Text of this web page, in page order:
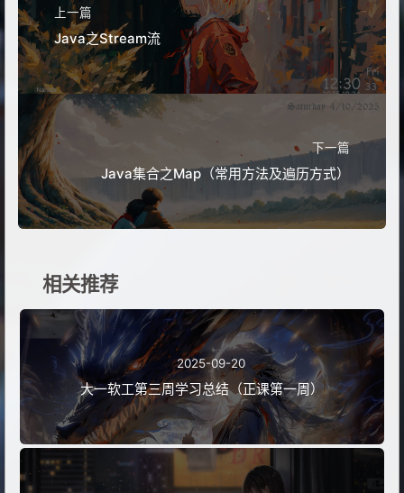
上一篇
Java之Stream流
下一篇
Java集合之Map（常用方法及遍历方式）
相关推荐
2025-09-20
大一软工第三周学习总结（正课第一周）